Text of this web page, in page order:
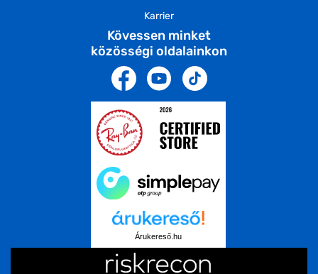
Karrier
Kövessen minket
közösségi oldalainkon
Árukereső.hu